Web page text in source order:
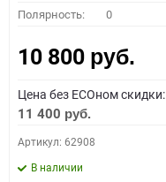
Полярность: 0
10 800 руб.
Цена без ECOном скидки:
11 400 руб.
Артикул: 62908
В наличии